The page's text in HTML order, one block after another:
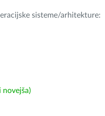
sisteme/arhitekture:
novejša)